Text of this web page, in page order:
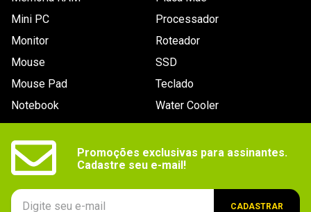
Mini PC
Monitor
Mouse
Mouse Pad
Notebook
Processador
Roteador
SSD
Teclado
Water Cooler
Promoções exclusivas para assinantes.
Cadastre seu e-mail!
CADASTRAR